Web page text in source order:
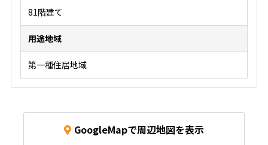
81階建て
用途地域
第一種住居地域
GoogleMapで周辺地図を表示